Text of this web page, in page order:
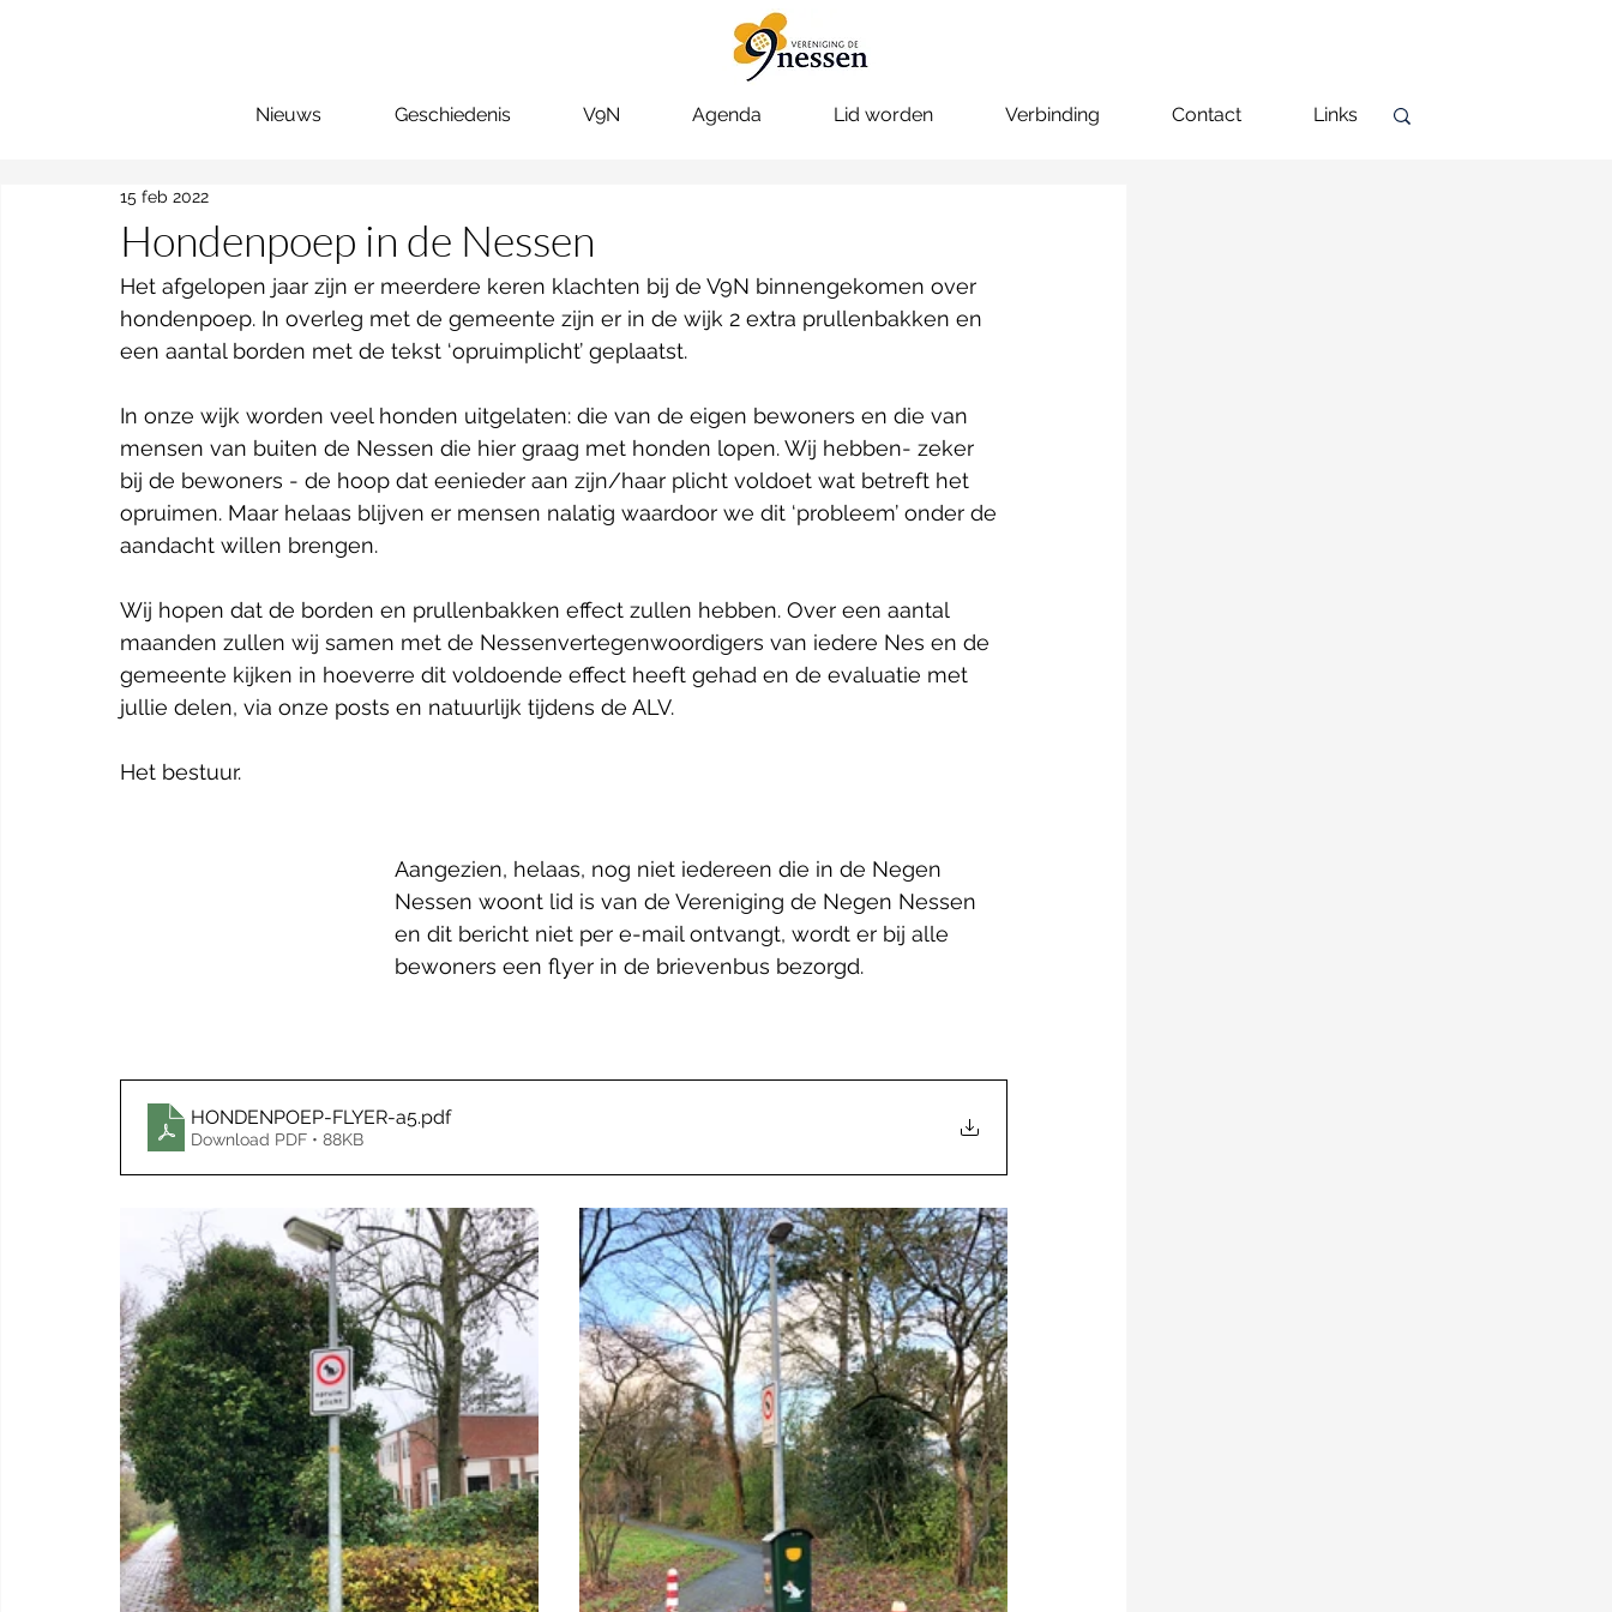
Nieuws Geschiedenis V9N Agenda Lid worden Verbinding Contact Links
Hondenpoep in de Nessen
15 feb 2022
Het afgelopen jaar zijn er meerdere keren klachten bij de V9N binnengekomen over
hondenpoep. In overleg met de gemeente zijn er in de wijk 2 extra prullenbakken en
een aantal borden met de tekst ‘opruimplicht’ geplaatst.
In onze wijk worden veel honden uitgelaten: die van de eigen bewoners en die van
mensen van buiten de Nessen die hier graag met honden lopen. Wij hebben- zeker
bij de bewoners - de hoop dat eenieder aan zijn/haar plicht voldoet wat betreft het
opruimen. Maar helaas blijven er mensen nalatig waardoor we dit ‘probleem’ onder de
aandacht willen brengen.
Wij hopen dat de borden en prullenbakken effect zullen hebben. Over een aantal
maanden zullen wij samen met de Nessenvertegenwoordigers van iedere Nes en de
gemeente kijken in hoeverre dit voldoende effect heeft gehad en de evaluatie met
jullie delen, via onze posts en natuurlijk tijdens de ALV.
Het bestuur.
Aangezien, helaas, nog niet iedereen die in de Negen
Nessen woont lid is van de Vereniging de Negen Nessen
en dit bericht niet per e-mail ontvangt, wordt er bij alle
bewoners een flyer in de brievenbus bezorgd.
HONDENPOEP-FLYER-a5.pdf
Download PDF • 88KB